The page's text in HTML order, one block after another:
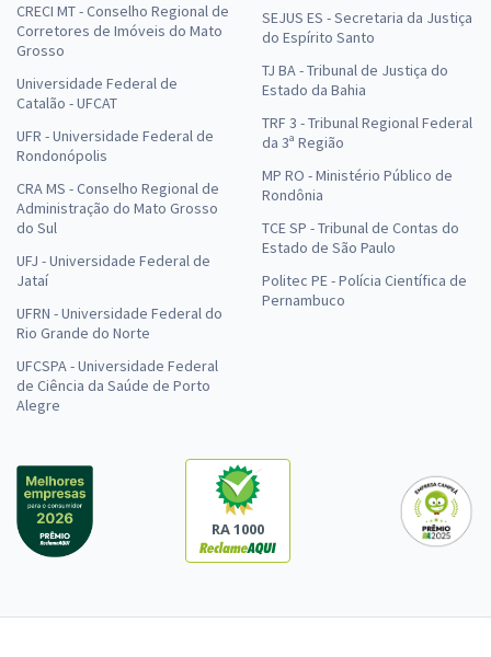
CRECI MT - Conselho Regional de
Corretores de Imóveis do Mato
Grosso
Universidade Federal de
Catalão - UFCAT
UFR - Universidade Federal de
Rondonópolis
CRA MS - Conselho Regional de
Administração do Mato Grosso
do Sul
UFJ - Universidade Federal de
Jataí
UFRN - Universidade Federal do
Rio Grande do Norte
UFCSPA - Universidade Federal
de Ciência da Saúde de Porto
Alegre
SEJUS ES - Secretaria da Justiça
do Espírito Santo
TJ BA - Tribunal de Justiça do
Estado da Bahia
TRF 3 - Tribunal Regional Federal
da 3ª Região
MP RO - Ministério Público de
Rondônia
TCE SP - Tribunal de Contas do
Estado de São Paulo
Politec PE - Polícia Científica de
Pernambuco
RA 1000